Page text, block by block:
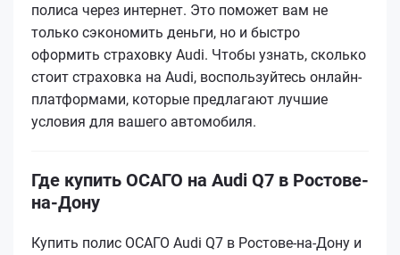
полиса через интернет. Это поможет вам не
только сэкономить деньги, но и быстро
оформить страховку Audi. Чтобы узнать, сколько
стоит страховка на Audi, воспользуйтесь онлайн-
платформами, которые предлагают лучшие
условия для вашего автомобиля.
Где купить ОСАГО на Audi Q7 в Ростове-
на-Дону
Купить полис ОСАГО Audi Q7 в Ростове-на-Дону и